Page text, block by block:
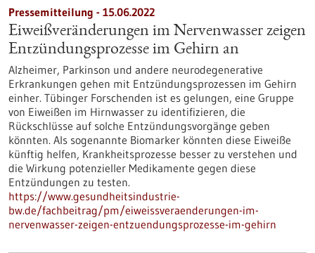
Pressemitteilung - 15.06.2022
Eiweißveränderungen im Nervenwasser zeigen
Entzündungsprozesse im Gehirn an
Alzheimer, Parkinson und andere neurodegenerative
Erkrankungen gehen mit Entzündungsprozessen im Gehirn
einher. Tübinger Forschenden ist es gelungen, eine Gruppe
von Eiweißen im Hirnwasser zu identifizieren, die
Rückschlüsse auf solche Entzündungsvorgänge geben
könnten. Als sogenannte Biomarker könnten diese Eiweiße
künftig helfen, Krankheitsprozesse besser zu verstehen und
die Wirkung potenzieller Medikamente gegen diese
Entzündungen zu testen.
https://www.gesundheitsindustrie-
bw.de/fachbeitrag/pm/eiweissveraenderungen-im-
nervenwasser-zeigen-entzuendungsprozesse-im-gehirn